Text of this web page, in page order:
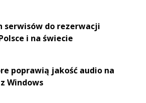
serwisów do rezerwacji
i na świecie
poprawią jakość audio na
Windows